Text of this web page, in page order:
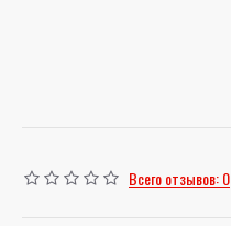
Всего отзывов: 0